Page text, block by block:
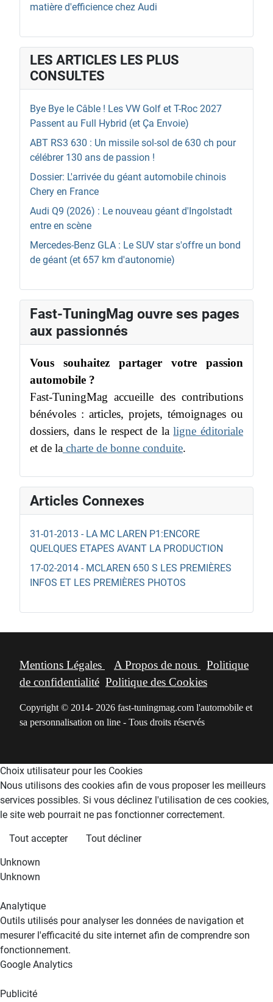
matière d'efficience chez Audi
LES ARTICLES LES PLUS
CONSULTES
Bye Bye le Câble ! Les VW Golf et T-Roc 2027
Passent au Full Hybrid (et Ça Envoie)
ABT RS3 630 : Un missile sol-sol de 630 ch pour
célébrer 130 ans de passion !
Dossier: L'arrivée du géant automobile chinois
Chery en France
Audi Q9 (2026) : Le nouveau géant d'Ingolstadt
entre en scène
Mercedes-Benz GLA : Le SUV star s'offre un bond
de géant (et 657 km d'autonomie)
Fast-TuningMag ouvre ses pages
aux passionnés
Vous souhaitez partager votre passion
automobile ?
Fast-TuningMag accueille des contributions
bénévoles : articles, projets, témoignages ou
dossiers, dans le respect de laligne éditoriale
et de la charte de bonne conduite.
Articles Connexes
31-01-2013 - LA MC LAREN P1:ENCORE
QUELQUES ETAPES AVANT LA PRODUCTION
17-02-2014 - MCLAREN 650 S LES PREMIÈRES
INFOS ET LES PREMIÈRES PHOTOS
Mentions Légales A Propos de nous
Politique
de confidentialité Politique des Cookies
Copyright © 2014- 2026 fast-tuningmag.com l'automobile et
sa personnalisation on line - Tous droits réservés
Choix utilisateur pour les Cookies
Nous utilisons des cookies afin de vous proposer les meilleurs
services possibles. Si vous déclinez l'utilisation de ces cookies,
le site web pourrait ne pas fonctionner correctement.
Tout accepter Tout décliner
Unknown
Unknown
Analytique
Outils utilisés pour analyser les données de navigation et
mesurer l'efficacité du site internet afin de comprendre son
fonctionnement.
Google Analytics
Publicité